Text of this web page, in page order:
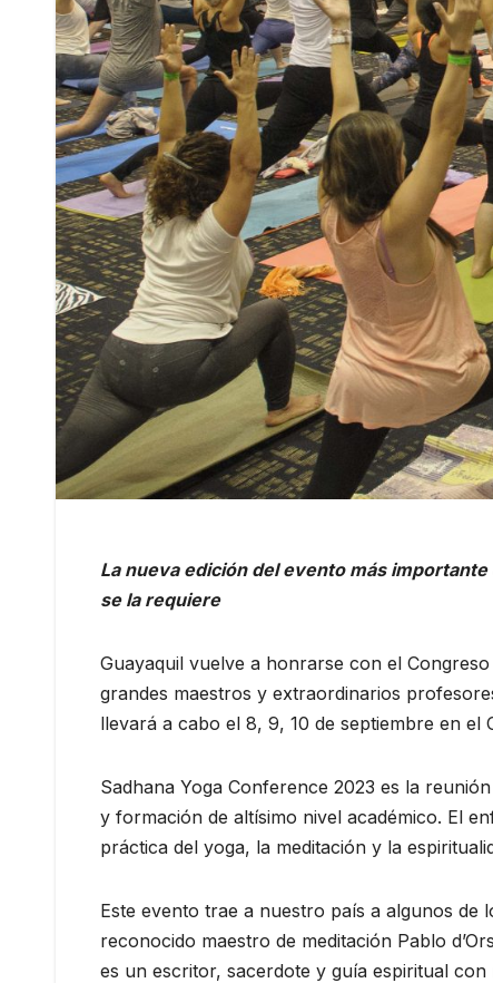
La nueva edición del evento más
se la requiere
Guayaquil vuelve a honrarse con el
grandes maestros y extraordinarios
llevará a cabo el 8, 9, 10 de septiembre en el
Sadhana Yoga Conference 2023 es la
y formación de altísimo nivel académico. El
práctica del yoga, la meditación y la
Este evento trae a nuestro país a algunos de
reconocido maestro de meditación Pablo
es un escritor, sacerdote y guía espiritual